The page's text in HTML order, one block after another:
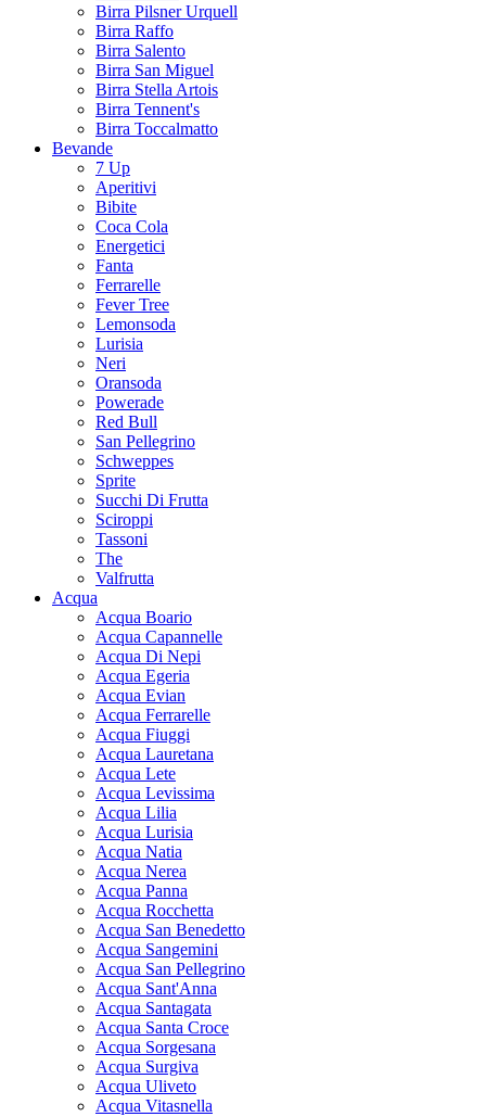
Birra Pilsner Urquell
Birra Raffo
Birra Salento
Birra San Miguel
Birra Stella Artois
Birra Tennent's
Birra Toccalmatto
Bevande
7 Up
Aperitivi
Bibite
Coca Cola
Energetici
Fanta
Ferrarelle
Fever Tree
Lemonsoda
Lurisia
Neri
Oransoda
Powerade
Red Bull
San Pellegrino
Schweppes
Sprite
Succhi Di Frutta
Sciroppi
Tassoni
The
Valfrutta
Acqua
Acqua Boario
Acqua Capannelle
Acqua Di Nepi
Acqua Egeria
Acqua Evian
Acqua Ferrarelle
Acqua Fiuggi
Acqua Lauretana
Acqua Lete
Acqua Levissima
Acqua Lilia
Acqua Lurisia
Acqua Natia
Acqua Nerea
Acqua Panna
Acqua Rocchetta
Acqua San Benedetto
Acqua Sangemini
Acqua San Pellegrino
Acqua Sant'Anna
Acqua Santagata
Acqua Santa Croce
Acqua Sorgesana
Acqua Surgiva
Acqua Uliveto
Acqua Vitasnella